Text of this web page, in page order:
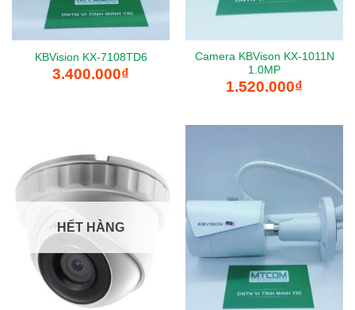
KBVision KX-7108TD6
3.400.000₫
Camera KBVison KX-1011N
1.0MP
1.520.000₫
HẾT HÀNG